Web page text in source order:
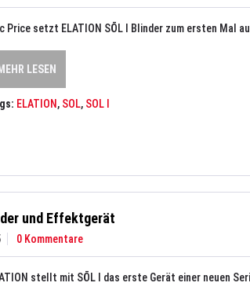
Price setzt ELATION SŌL I Blinder zum ersten Mal
MEHR LESEN
ELATION , SOL, SOL I
und Effektgerät
0 Kommentare
stellt mit SŌL I das erste Gerät einer neuen